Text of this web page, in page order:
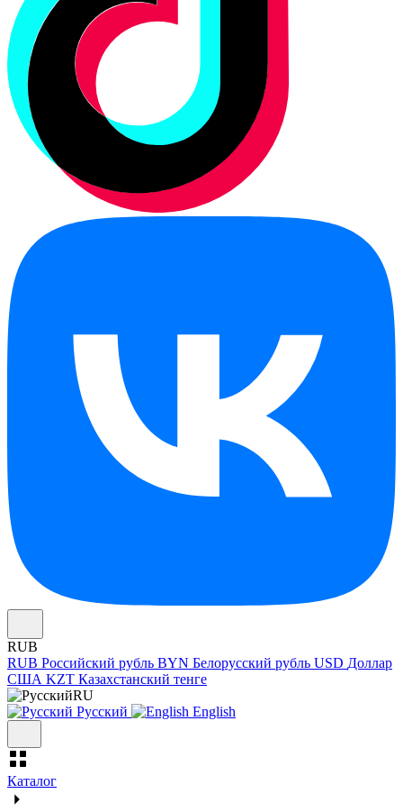
RUB
RUB Российский рубль BYN Белорусский рубль USD Доллар
США KZT Казахстанский тенге
RU
Русский
English
Каталог